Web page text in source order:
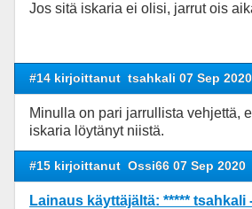
Jos sitä iskaria ei olisi, jarrut ois
#14 kirjoittanut tsahkali 07 Sep 2020
Minulla on pari jarrullista vehjettä,
iskaria löytänyt niistä.
#15 kirjoittanut Ossi66 07 Sep 2020
Lainaus käyttäjältä: *****